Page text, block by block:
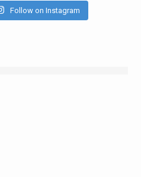
Follow on Instagram